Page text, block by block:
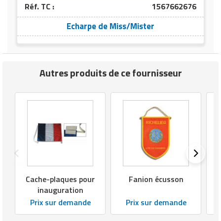
Matériel de musculation
Vêtement sportif
Rôtisserie professionnelle
Sautause professionnelle
Vaisselle restaurant
Vitrines réfrigérées
Réf. TC : 1567662676
Echarpe de Miss/Mister
Autres produits de ce fournisseur
Cache-plaques pour
inauguration
Prix sur demande
Fanion écusson
Prix sur demande